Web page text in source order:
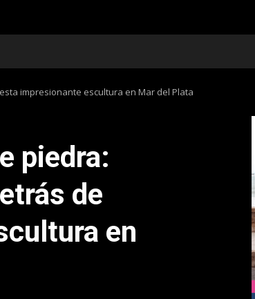
impresionante escultura en Mar del Plata
piedra:
de
en